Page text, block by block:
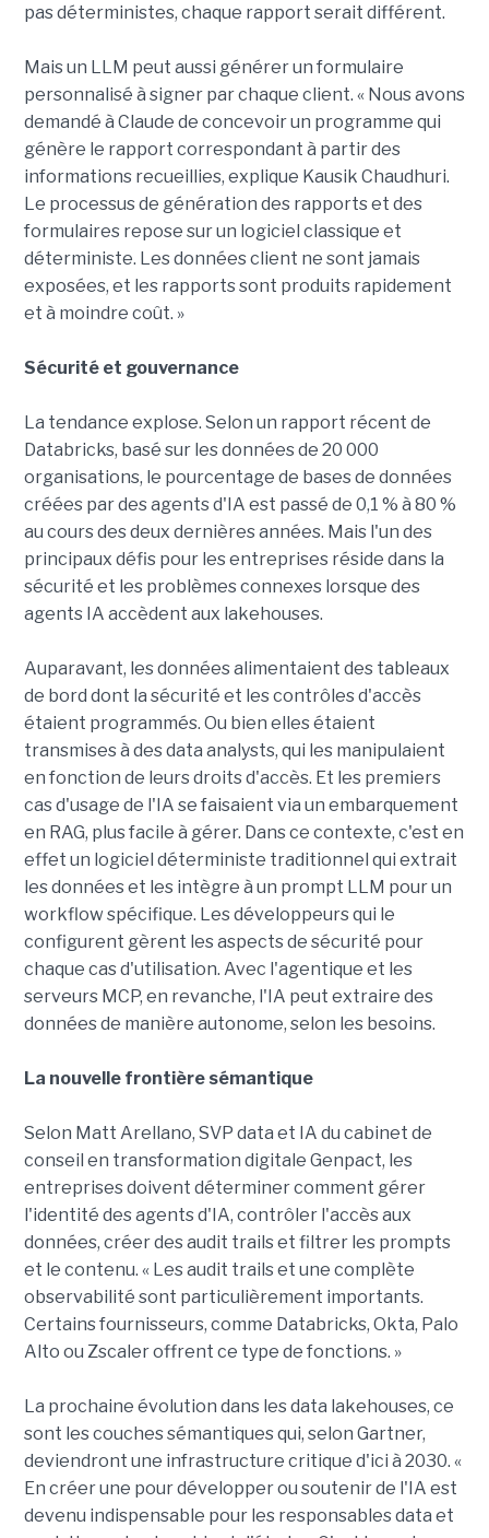
pas déterministes, chaque rapport serait différent.
Mais un LLM peut aussi générer un formulaire
personnalisé à signer par chaque client. « Nous avons
demandé à Claude de concevoir un programme qui
génère le rapport correspondant à partir des
informations recueillies, explique Kausik Chaudhuri.
Le processus de génération des rapports et des
formulaires repose sur un logiciel classique et
déterministe. Les données client ne sont jamais
exposées, et les rapports sont produits rapidement
et à moindre coût. »
Sécurité et gouvernance
La tendance explose. Selon un rapport récent de
Databricks, basé sur les données de 20 000
organisations, le pourcentage de bases de données
créées par des agents d'IA est passé de 0,1 % à 80 %
au cours des deux dernières années. Mais l'un des
principaux défis pour les entreprises réside dans la
sécurité et les problèmes connexes lorsque des
agents IA accèdent aux lakehouses.
Auparavant, les données alimentaient des tableaux
de bord dont la sécurité et les contrôles d'accès
étaient programmés. Ou bien elles étaient
transmises à des data analysts, qui les manipulaient
en fonction de leurs droits d'accès. Et les premiers
cas d'usage de l'IA se faisaient via un embarquement
en RAG, plus facile à gérer. Dans ce contexte, c'est en
effet un logiciel déterministe traditionnel qui extrait
les données et les intègre à un prompt LLM pour un
workflow spécifique. Les développeurs qui le
configurent gèrent les aspects de sécurité pour
chaque cas d'utilisation. Avec l'agentique et les
serveurs MCP, en revanche, l'IA peut extraire des
données de manière autonome, selon les besoins.
La nouvelle frontière sémantique
Selon Matt Arellano, SVP data et IA du cabinet de
conseil en transformation digitale Genpact, les
entreprises doivent déterminer comment gérer
l'identité des agents d'IA, contrôler l'accès aux
données, créer des audit trails et filtrer les prompts
et le contenu. « Les audit trails et une complète
observabilité sont particulièrement importants.
Certains fournisseurs, comme Databricks, Okta, Palo
Alto ou Zscaler offrent ce type de fonctions. »
La prochaine évolution dans les data lakehouses, ce
sont les couches sémantiques qui, selon Gartner,
deviendront une infrastructure critique d'ici à 2030. «
En créer une pour développer ou soutenir de l'IA est
devenu indispensable pour les responsables data et